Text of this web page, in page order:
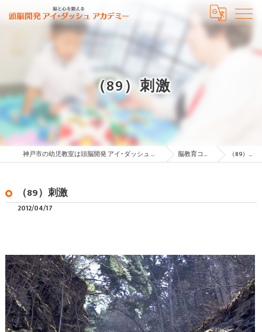
（89）刺激
神戸市の幼児教室は頭脳開発 アイ･ダッシュ アカデミー 脳教育コラム （89）刺激
（89）刺激
2012/04/17